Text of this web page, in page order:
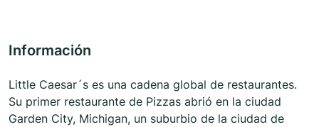
Información
Little Caesar´s es una cadena global de restaurantes.
Su primer restaurante de Pizzas abrió en la ciudad
Garden City, Michigan, un suburbio de la ciudad de